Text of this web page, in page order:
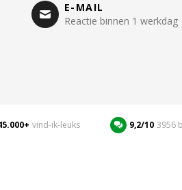
E-MAIL
Reactie binnen 1 werkdag
vind-ik-leuks 9,2/10 3956